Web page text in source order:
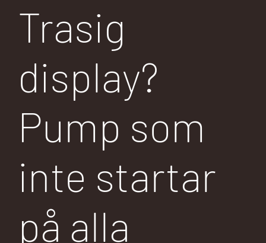
Trasig
display?
Pump som
inte startar
på alla